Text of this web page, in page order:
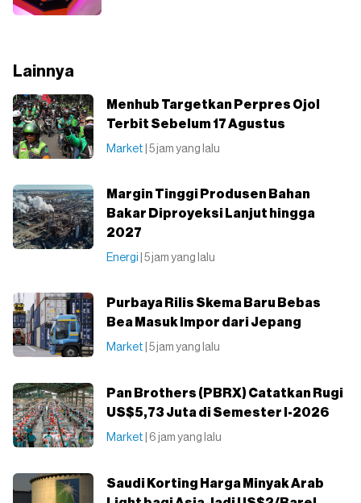
Lainnya
Menhub Targetkan Perpres Ojol
Terbit Sebelum 17 Agustus
Market | 5 jam yang lalu
Margin Tinggi Produsen Bahan
Bakar Diproyeksi Lanjut hingga
2027
Energi | 5 jam yang lalu
Purbaya Rilis Skema Baru Bebas
Bea Masuk Impor dari Jepang
Market | 5 jam yang lalu
Pan Brothers (PBRX) Catatkan Rugi
US$5,73 Juta di Semester I-2026
Market | 6 jam yang lalu
Saudi Korting Harga Minyak Arab